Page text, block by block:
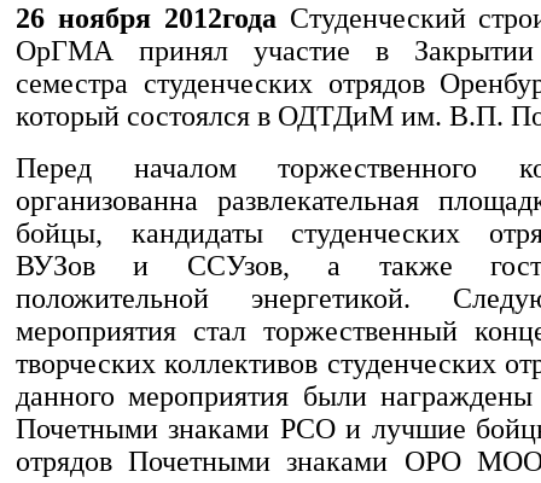
26 ноября 2012года Студенческий
ОрГМА принял участие в Закрытии
семестра студенческих отрядов
который состоялся в ОДТДиМ им. В.П.
Перед началом торжественного
организованна развлекательная
бойцы, кандидаты студенческих
ВУЗов и ССУзов, а также гости
положительной энергетикой.
мероприятия стал торжественный
творческих коллективов студенческих
данного мероприятия были
Почетными знаками РСО и лучшие
отрядов Почетными знаками ОРО